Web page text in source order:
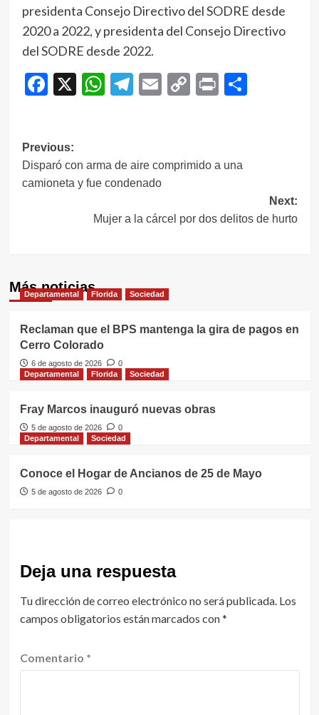
presidenta Consejo Directivo del SODRE desde
2020 a 2022, y presidenta del Consejo Directivo
del SODRE desde 2022.
Facebook
X WhatsApp
Telegram
EmailCopy
Print
Navegación
de
entradas
Previous:
Disparó con arma de aire comprimido a una
camioneta y fue condenado
Next:
Mujer a la cárcel por dos delitos de hurto
Más noticias
Departamental Florida Sociedad
Reclaman que el BPS mantenga la gira de pagos en
Cerro Colorado
6 de agosto de 2026
0
Departamental
Florida Sociedad
Fray Marcos inauguró nuevas obras
5 de agosto de 2026
0
Departamental
Sociedad
Conoce el Hogar de Ancianos de 25 de Mayo
5 de agosto de 2026 0
Deja una respuesta
Tu dirección de correo electrónico no será publicada. Los
campos obligatorios están marcados con*
Comentario *